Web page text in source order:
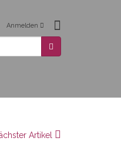
Anmelden
Artikel